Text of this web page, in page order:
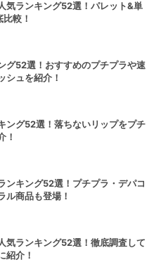
気ランキング52選！パレット&単
較！
グ52選！おすすめのプチプラや速
シュを紹介！
ング52選！落ちないリップをプチ
！
ンキング52選！プチプラ・デパコ
ル商品も登場！
気ランキング52選！徹底調査して
紹介！